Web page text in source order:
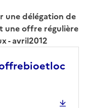
une délégation de
une offre régulière
- avril2012